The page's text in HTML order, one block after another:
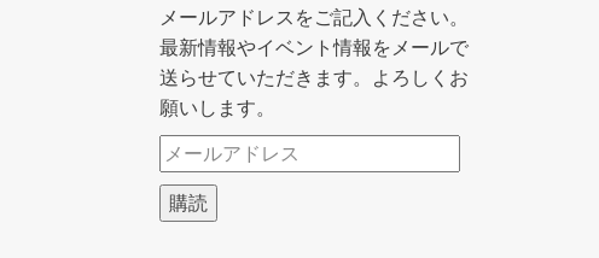
メールアドレスをご記入ください。
最新情報やイベント情報をメールで
送らせていただきます。よろしくお
願いします。
メ
ー
ル
購読